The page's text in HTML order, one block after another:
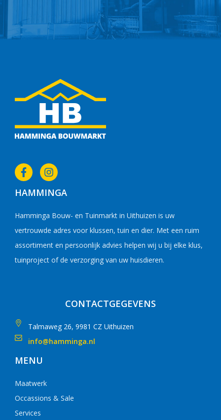
HAMMINGA
Hamminga Bouw- en Tuinmarkt in Uithuizen is uw
vertrouwde adres voor klussen, tuin en dier. Met een ruim
assortiment en persoonlijk advies helpen wij u bij elke klus,
tuinproject of de verzorging van uw huisdieren.
CONTACTGEGEVENS
Talmaweg 26, 9981 CZ Uithuizen
info@hamminga.nl
MENU
Maatwerk
Occassions & Sale
Services